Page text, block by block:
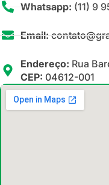
Whatsapp: (11) 9
Email:
Endereço: Rua
CEP: 04612-001